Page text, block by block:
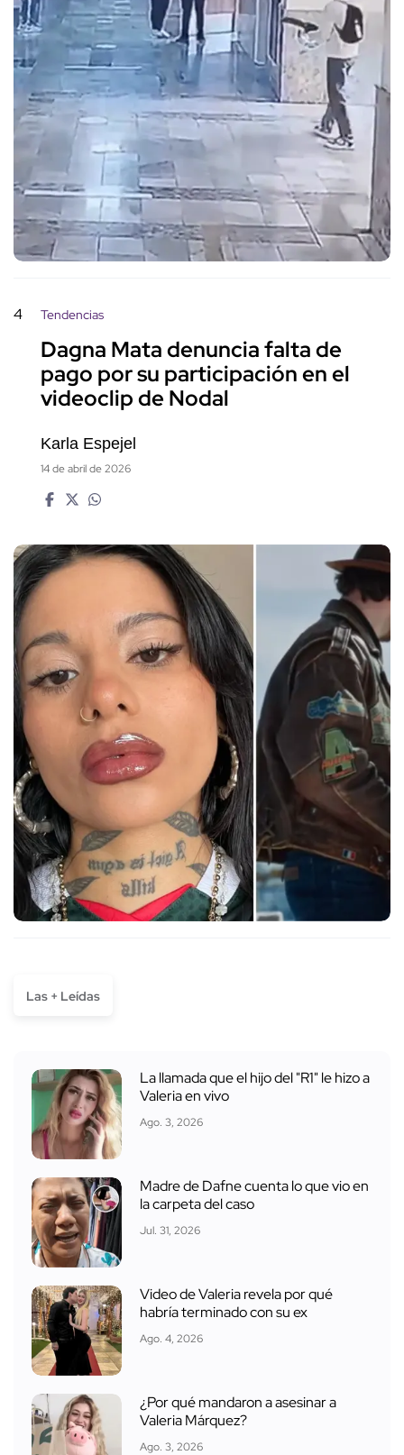
4 Tendencias
Dagna Mata denuncia falta de
pago por su participación en el
videoclip de Nodal
Karla Espejel
14 de abril de 2026
Las + Leídas
La llamada que el hijo del "R1" le hizo a
Valeria en vivo
Ago. 3, 2026
Madre de Dafne cuenta lo que vio en
la carpeta del caso
Jul. 31, 2026
Video de Valeria revela por qué
habría terminado con su ex
Ago. 4, 2026
¿Por qué mandaron a asesinar a
Valeria Márquez?
Ago. 3, 2026